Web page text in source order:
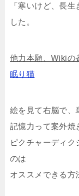
「寒いけど、長
した。
他力本願、Wikiの
眠り猫
絵を見て右脳で、
記憶力って案外焼
ピクチャーディク
のは
オススメできる方